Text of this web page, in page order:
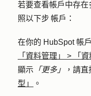
若要查看帳戶中存在
照以下步 帳戶：
在你的 HubSpot 帳
「資料管理」
> 「
顯示 「更多」 ，請
型」
。